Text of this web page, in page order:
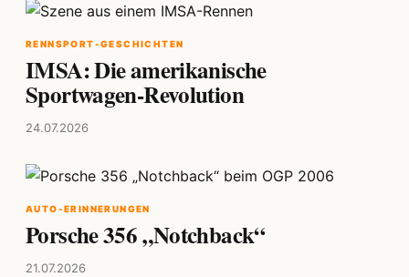
RENNSPORT-GESCHICHTEN
IMSA: Die amerikanische
Sportwagen-Revolution
24.07.2026
AUTO-ERINNERUNGEN
Porsche 356 „Notchback“
21.07.2026